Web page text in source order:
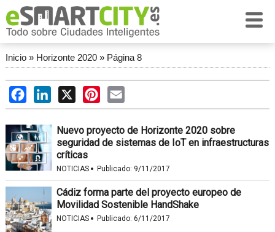
Inicio» Horizonte 2020» Página 8
FacebookLinkedIn
X PinterestEmail
Nuevo proyecto de Horizonte 2020 sobre
seguridad de sistemas de IoT en infraestructuras
críticas
NOTICIAS · Publicado: 9/11/2017
Cádiz forma parte del proyecto europeo de
Movilidad Sostenible HandShake
NOTICIAS · Publicado: 6/11/2017